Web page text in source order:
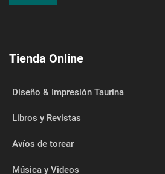
Tienda Online
Diseño & Impresión Taurina
Libros y Revistas
Avíos de torear
Música y Videos